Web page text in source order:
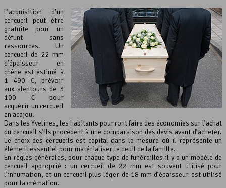
L’acquisition d’un
cercueil peut être
gratuite pour un
défunt sans
ressources. Un
cercueil de 22 mm
d’épaisseur en
chêne est estimé à
1 490 €, prévoir
aux alentours de 3
100 € pour
acquérir un cercueil
en acajou.
Dans les Yvelines, les habitants pourront faire des économies sur l’achat
du cercueil s’ils procèdent à une comparaison des devis avant d’acheter.
Le choix des cercueils est capital dans la mesure où il représente un
élément essentiel pour matérialiser le deuil de la famille.
En règles générales, pour chaque type de funérailles il y a un modèle de
cercueil approprié : un cercueil de 22 mm est souvent utilisé pour
l’inhumation, et un cercueil plus léger de 18 mm d’épaisseur est utilisé
pour la crémation.